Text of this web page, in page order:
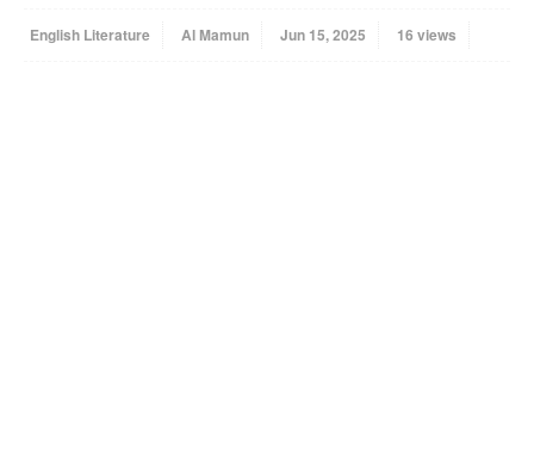
English Literature Al Mamun Jun 15, 2025 16 views